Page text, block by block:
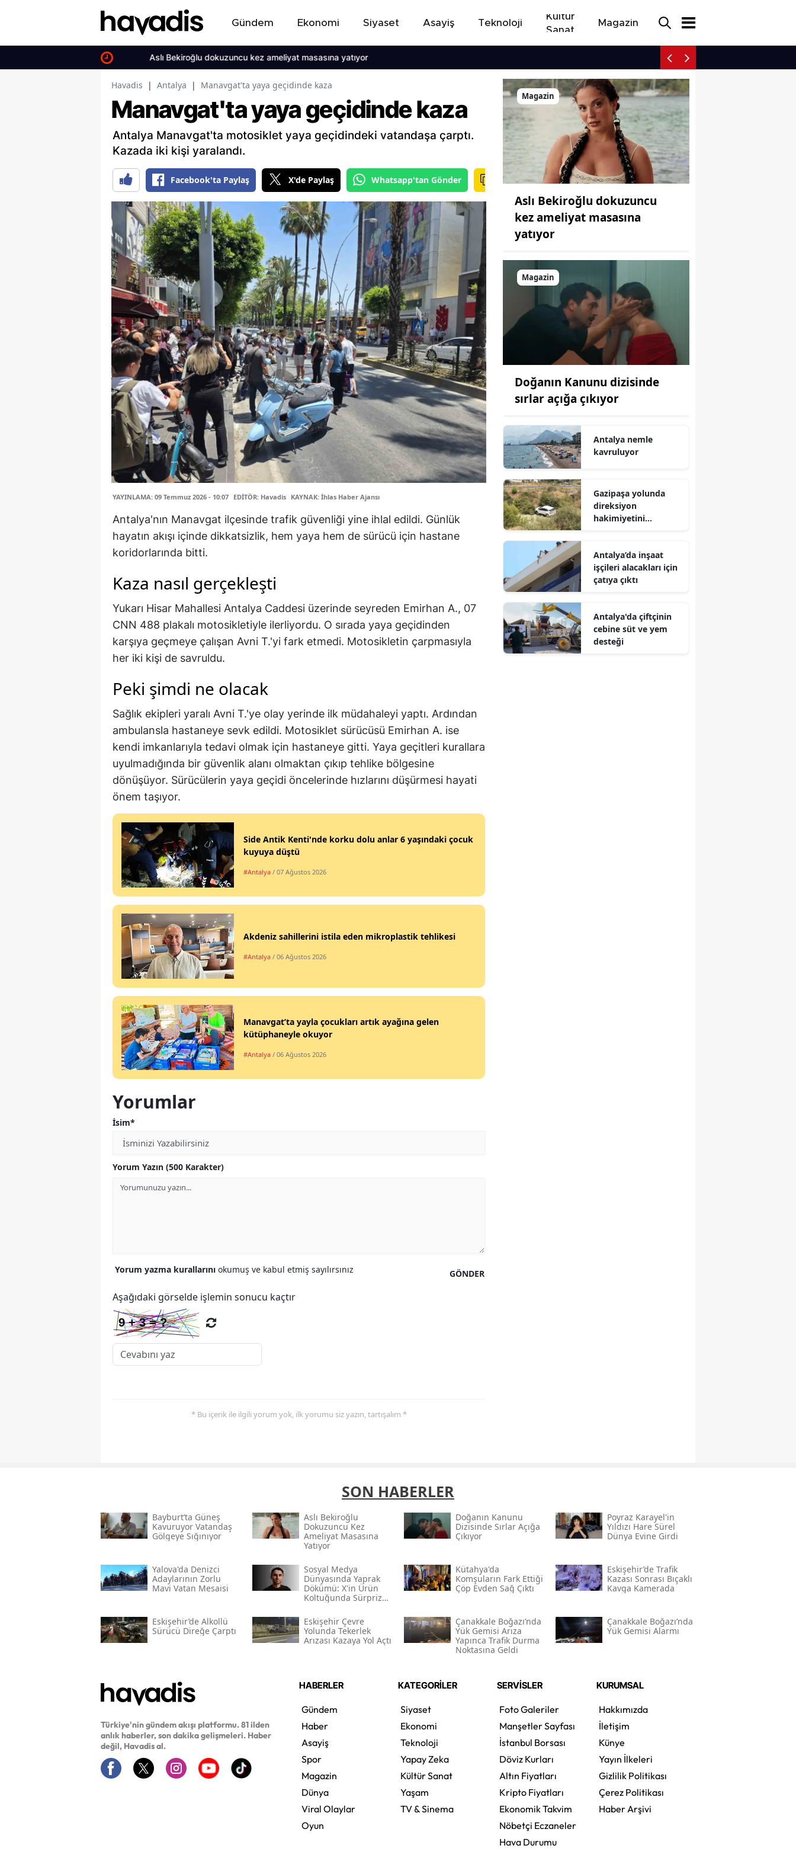
Gündem Ekonomi Siyaset Asayiş Teknoloji
Kültür
Sanat
Magazin
Aslı Bekiroğlu dokuzuncu kez ameliyat masasına yatıyor
Havadis | Antalya | Manavgat'ta yaya geçidinde kaza
Manavgat'ta yaya geçidinde kaza
Antalya Manavgat'ta motosiklet yaya geçidindeki vatandaşa çarptı.
Kazada iki kişi yaralandı.
Facebook'ta Paylaş X'de Paylaş Whatsapp'tan Gönder
YAYINLAMA: 09 Temmuz 2026 - 10:07 EDİTÖR: Havadis KAYNAK: İhlas Haber Ajansı
Antalya'nın Manavgat ilçesinde trafik güvenliği yine ihlal edildi. Günlük
hayatın akışı içinde dikkatsizlik, hem yaya hem de sürücü için hastane
koridorlarında bitti.
Kaza nasıl gerçekleşti
Yukarı Hisar Mahallesi Antalya Caddesi üzerinde seyreden Emirhan A., 07
CNN 488 plakalı motosikletiyle ilerliyordu. O sırada yaya geçidinden
karşıya geçmeye çalışan Avni T.'yi fark etmedi. Motosikletin çarpmasıyla
her iki kişi de savruldu.
Peki şimdi ne olacak
Sağlık ekipleri yaralı Avni T.'ye olay yerinde ilk müdahaleyi yaptı. Ardından
ambulansla hastaneye sevk edildi. Motosiklet sürücüsü Emirhan A. ise
kendi imkanlarıyla tedavi olmak için hastaneye gitti. Yaya geçitleri kurallara
uyulmadığında bir güvenlik alanı olmaktan çıkıp tehlike bölgesine
dönüşüyor. Sürücülerin yaya geçidi öncelerinde hızlarını düşürmesi hayati
önem taşıyor.
Side Antik Kenti'nde korku dolu anlar 6 yaşındaki çocuk
kuyuya düştü
#Antalya / 07 Ağustos 2026
Akdeniz sahillerini istila eden mikroplastik tehlikesi
#Antalya / 06 Ağustos 2026
Manavgat’ta yayla çocukları artık ayağına gelen
kütüphaneyle okuyor
#Antalya / 06 Ağustos 2026
Yorumlar
İsim*
Yorum Yazın (500 Karakter)
GÖNDER
Yorum yazma kurallarını okumuş ve kabul etmiş sayılırsınız
Aşağıdaki görselde işlemin sonucu kaçtır
* Bu içerik ile ilgili yorum yok, ilk yorumu siz yazın, tartışalım *
Magazin
Aslı Bekiroğlu dokuzuncu
kez ameliyat masasına
yatıyor
Magazin
Doğanın Kanunu dizisinde
sırlar açığa çıkıyor
Antalya nemle
kavruluyor
Gazipaşa yolunda
direksiyon
hakimiyetini
Antalya’da inşaat
işçileri alacakları için
çatıya çıktı
Antalya'da çiftçinin
cebine süt ve yem
desteği
SON HABERLER
Bayburt’ta Güneş
Kavuruyor Vatandaş
Gölgeye Sığınıyor
Aslı Bekiroğlu
Dokuzuncu Kez
Ameliyat Masasına
Yatıyor
Doğanın Kanunu
Dizisinde Sırlar Açığa
Çıkıyor
Poyraz Karayel'in
Yıldızı Hare Sürel
Dünya Evine Girdi
Yalova'da Denizci
Adaylarının Zorlu
Mavi Vatan Mesaisi
Sosyal Medya
Dünyasında Yaprak
Dökümü: X'in Ürün
Koltuğunda Sürpriz
Kütahya'da
Komşuların Fark Ettiği
Çöp Evden Sağ Çıktı
Eskişehir’de Trafik
Kazası Sonrası Bıçaklı
Kavga Kamerada
Eskişehir’de Alkollü
Sürücü Direğe Çarptı
Eskişehir Çevre
Yolunda Tekerlek
Arızası Kazaya Yol Açtı
Çanakkale Boğazı’nda
Yük Gemisi Arıza
Yapınca Trafik Durma
Noktasına Geldi
Çanakkale Boğazı’nda
Yük Gemisi Alarmı
Türkiye'nin gündem akışı platformu. 81 ilden
anlık haberler, son dakika gelişmeleri. Haber
değil, Havadis al.
HABERLER
Gündem
Haber
Asayiş
Spor
Magazin
Dünya
Viral Olaylar
Oyun
KATEGORİLER
Siyaset
Ekonomi
Teknoloji
Yapay Zeka
Kültür Sanat
Yaşam
TV & Sinema
SERVİSLER
Foto Galeriler
Manşetler Sayfası
İstanbul Borsası
Döviz Kurları
Altın Fiyatları
Kripto Fiyatları
Ekonomik Takvim
Nöbetçi Eczaneler
Hava Durumu
KURUMSAL
Hakkımızda
İletişim
Künye
Yayın İlkeleri
Gizlilik Politikası
Çerez Politikası
Haber Arşivi